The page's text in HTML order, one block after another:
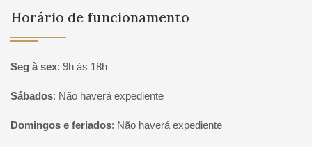
Horário de funcionamento
Seg à sex: 9h às 18h
Sábados: Não haverá expediente
Domingos e feriados: Não haverá expediente